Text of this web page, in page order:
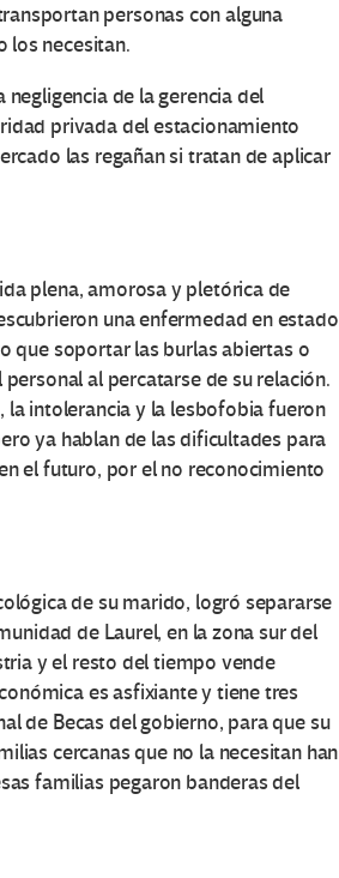
personas con alguna
los necesitan.
de la gerencia del
privada del estacionamiento
las regañan si tratan de aplicar
plena, amorosa y pletórica de
una enfermedad en estado
que soportar las burlas abiertas o
al percatarse de su relación.
la intolerancia y la lesbofobia fueron
ya hablan de las dificultades para
el futuro, por el no reconocimiento
de su marido, logró separarse
de Laurel, en la zona sur del
y el resto del tiempo vende
es asfixiante y tiene tres
de Becas del gobierno, para que su
cercanas que no la necesitan han
familias pegaron banderas del